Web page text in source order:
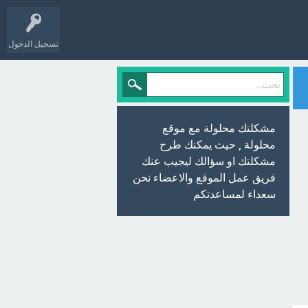
تسجيل الدخول
مشكلتك محلولة مع موقع
محلولة , حيث يمكنك طرح
مشكلتك او سؤالك ليجيب عنك
فريق عمل الموقع والاعضاء نحن
سعداء لمساعدتكم